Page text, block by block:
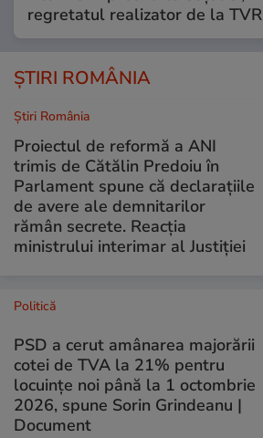
regretatul realizator de la TVR
ȘTIRI ROMÂNIA
Știri România
Proiectul de reformă a ANI
trimis de Cătălin Predoiu în
Parlament spune că declarațiile
de avere ale demnitarilor
rămân secrete. Reacția
ministrului interimar al Justiției
Politică
PSD a cerut amânarea majorării
cotei de TVA la 21% pentru
locuințe noi până la 1 octombrie
2026, spune Sorin Grindeanu |
Document